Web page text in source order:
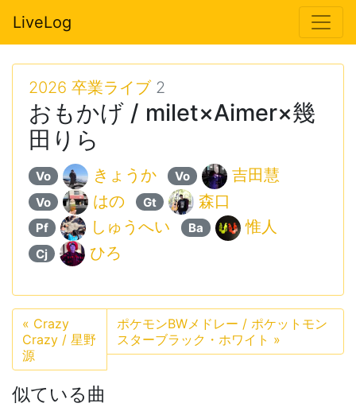
LiveLog
2026 卒業ライブ2
おもかげ / milet×Aimer×幾
田りら
Vo きょうか Vo 吉田慧
Vo はの Gt 森口
Pf しゅうへい Ba 惟人
Cj ひろ
« Crazy
Crazy / 星野
源
ポケモンBWメドレー / ポケットモン
スターブラック・ホワイト »
似ている曲